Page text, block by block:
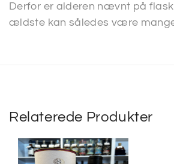
Derfor er alderen nævnt på
ældste kan således være
Relaterede Produkter